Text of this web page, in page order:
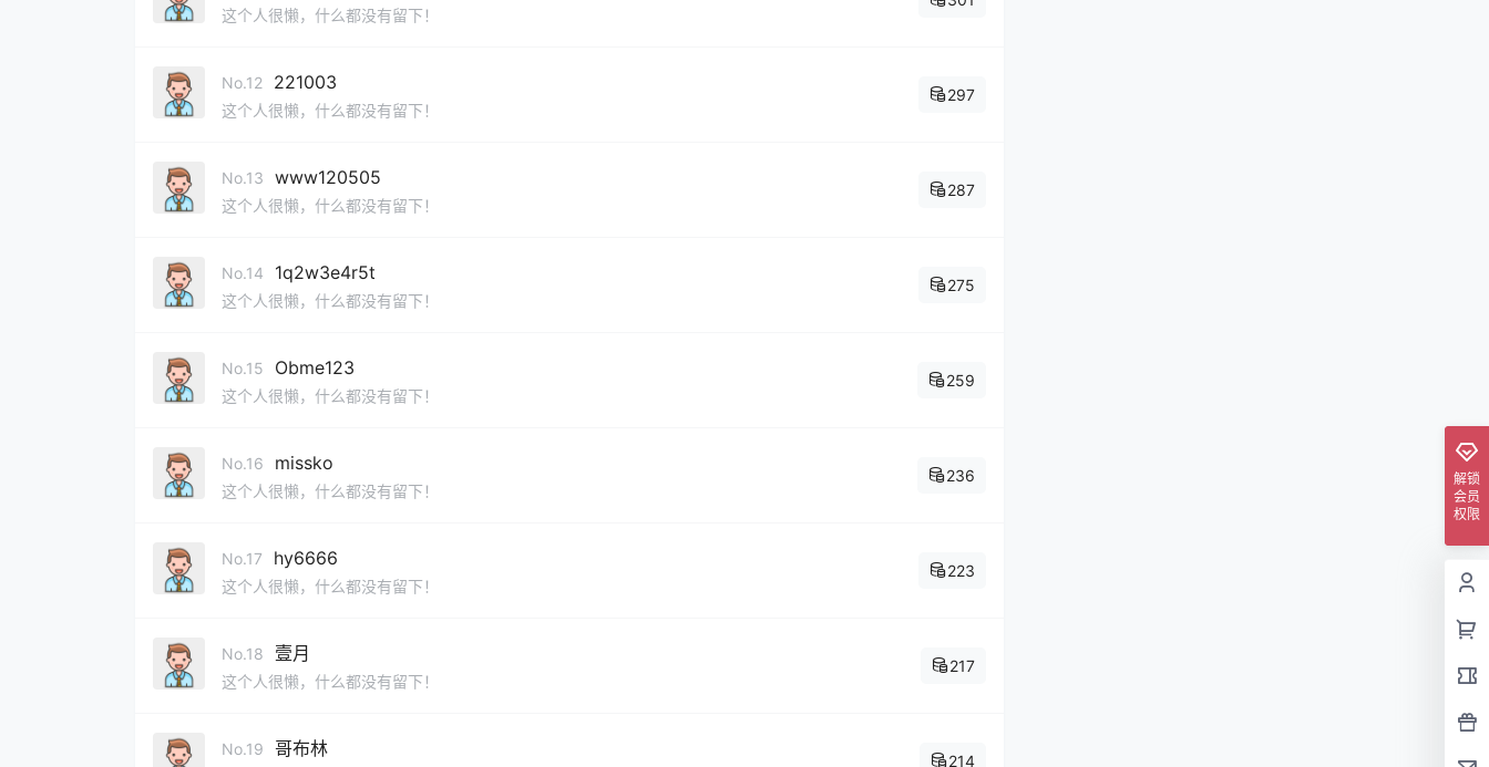
这个人很懒，什么都没有留下！
No.12 221003
这个人很懒，什么都没有留下！
297
No.13 www120505
这个人很懒，什么都没有留下！
287
No.14 1q2w3e4r5t
这个人很懒，什么都没有留下！
275
No.15 Obme123
这个人很懒，什么都没有留下！
259
No.16 missko
这个人很懒，什么都没有留下！
236
No.17 hy6666
这个人很懒，什么都没有留下！
223
No.18 壹月
这个人很懒，什么都没有留下！
217
No.19 哥布林
214
解锁
会员
权限